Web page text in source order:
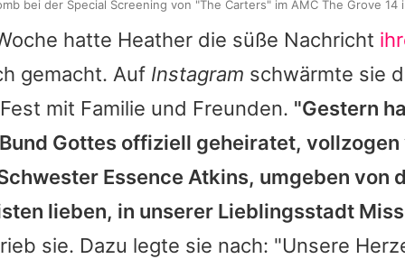
hatte Heather die süße Nachricht
gemacht. Auf Instagram schwärmte sie
mit Familie und Freunden. "Gestern
Gottes offiziell geheiratet, vollzogen
Essence Atkins, umgeben von
lieben, in unserer Lieblingsstadt
sie. Dazu legte sie nach: "Unsere
bei der Special Screening von "The Carters" im AMC The Grove 14